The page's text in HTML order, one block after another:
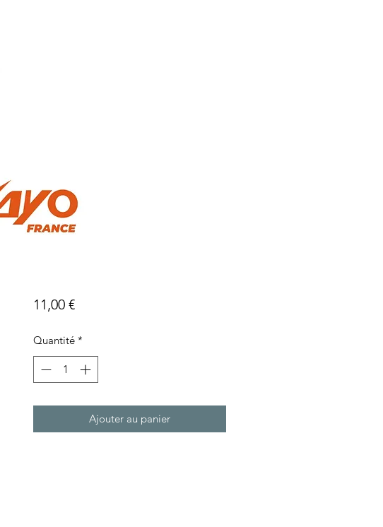
11,00 €Prix
Quantité *
Ajouter au panier